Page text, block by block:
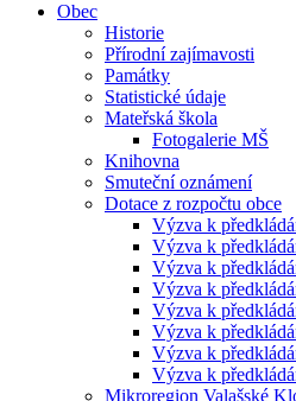
Obec
Historie
Přírodní zajímavosti
Památky
Statistické údaje
Mateřská škola
Fotogalerie MŠ
Knihovna
Smuteční oznámení
Dotace z rozpočtu obce
Výzva k
Výzva k
Výzva k
Výzva k
Výzva k
Výzva k
Výzva k
Výzva k
Mikroregion Valašské